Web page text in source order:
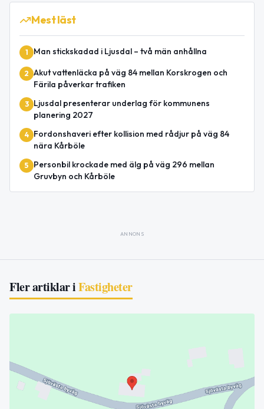
Mest läst
1 Man stickskadad i Ljusdal – två män anhållna
2 Akut vattenläcka på väg 84 mellan Korskrogen och
Färila påverkar trafiken
3
Ljusdal presenterar underlag för kommunens
planering 2027
4
Fordonshaveri efter kollision med rådjur på väg 84
nära Kårböle
5
Personbil krockade med älg på väg 296 mellan
Gruvbyn och Kårböle
ANNONS
Fler artiklar iFastigheter